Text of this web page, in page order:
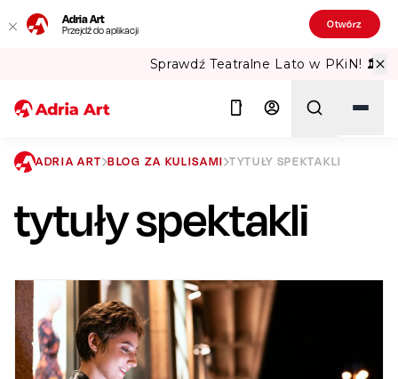
Adria Art
Przejdź do aplikacji Otwórz
Sprawdź Teatralne Lato w PKiN! 🏛️
Szukaj
ADRIA ART BLOG ZA KULISAMI TYTUŁY SPEKTAKLI
tytuły spektakli